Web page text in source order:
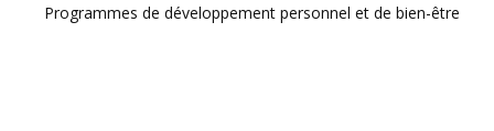
Programmes de développement personnel et de bien-être